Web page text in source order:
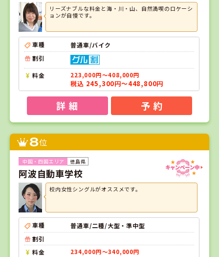
リーズナブルな料金と海・川・山、自然満喫のロケーシ
ョンが自慢です。
車種
普通車/バイク
割引
料金 223,000円～408,000円
税込 245,300円～448,800円
詳 細 予 約
8位
徳島県
阿波自動車学校
校内女性シングルがオススメです。
車種
普通車/二種/大型・準中型
割引
料金
234,000円～340,000円